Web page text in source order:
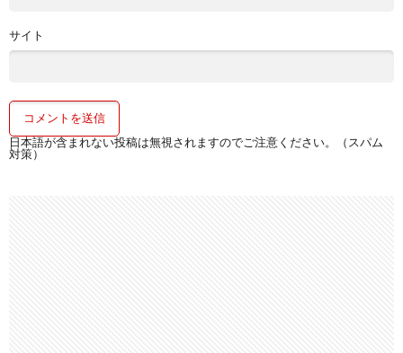
サイト
日本語が含まれない投稿は無視されますのでご注意ください。（スパム
対策）